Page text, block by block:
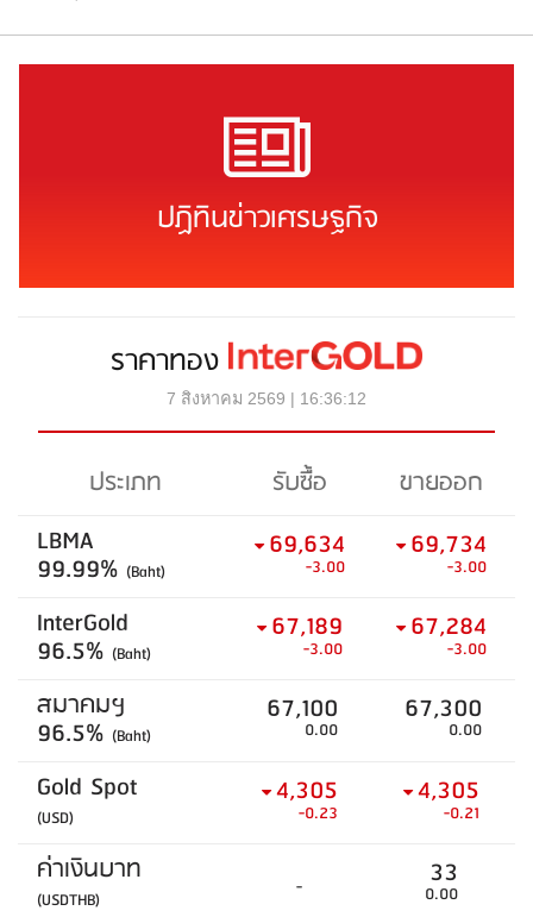
ปฏิทินข่าวเศรษฐกิจ
ราคาทอง
7 สิงหาคม 2569 | 16:36:12
ประเภท รับซื้อ
ขายออก
LBMA
99.99% (Baht)
69,634
-3.00
69,734
-3.00
InterGold
96.5% (Baht)
67,189
-3.00
67,284
-3.00
สมาคมฯ
96.5% (Baht)
67,100
0.00
67,300
0.00
Gold Spot
(USD)
4,305
-0.23
4,305
-0.21
ค่าเงินบาท
(USDTHB) - 33
0.00